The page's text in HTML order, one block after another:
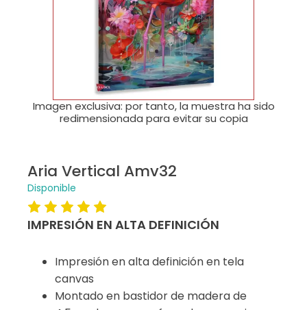
Imagen exclusiva: por tanto, la muestra ha sido
redimensionada para evitar su copia
Aria Vertical Amv32
Disponible
IMPRESIÓN EN ALTA DEFINICIÓN
Impresión en alta definición en tela
canvas
Montado en bastidor de madera de